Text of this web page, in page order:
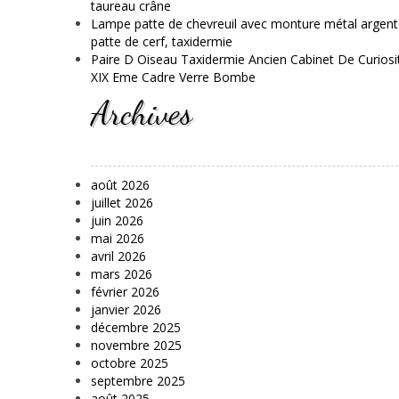
taureau crâne
Lampe patte de chevreuil avec monture métal
patte de cerf, taxidermie
Paire D Oiseau Taxidermie Ancien Cabinet De
XIX Eme Cadre Verre Bombe
Archives
août 2026
juillet 2026
juin 2026
mai 2026
avril 2026
mars 2026
février 2026
janvier 2026
décembre 2025
novembre 2025
octobre 2025
septembre 2025